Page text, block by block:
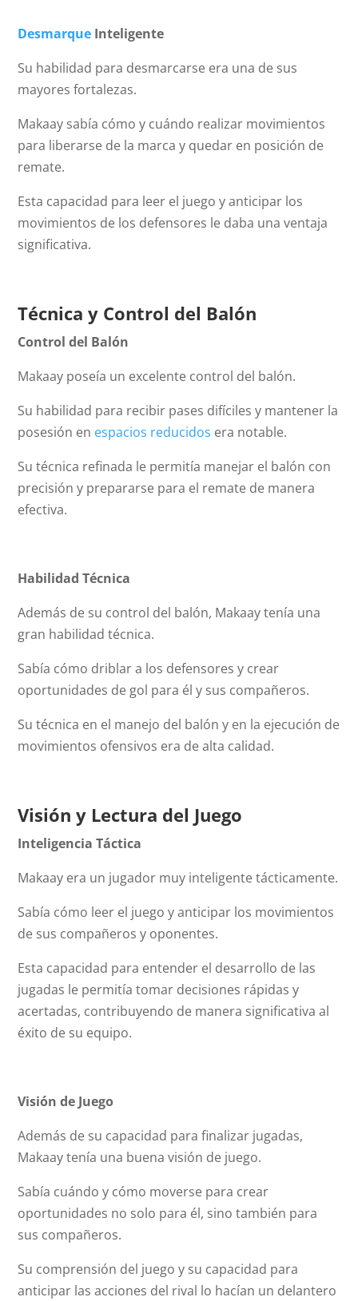
Desmarque Inteligente
Su habilidad para desmarcarse era una de sus
mayores fortalezas.
Makaay sabía cómo y cuándo realizar movimientos
para liberarse de la marca y quedar en posición de
remate.
Esta capacidad para leer el juego y anticipar los
movimientos de los defensores le daba una ventaja
significativa.
Técnica y Control del Balón
Control del Balón
Makaay poseía un excelente control del balón.
Su habilidad para recibir pases difíciles y mantener la
posesión en espacios reducidos era notable.
Su técnica refinada le permitía manejar el balón con
precisión y prepararse para el remate de manera
efectiva.
Habilidad Técnica
Además de su control del balón, Makaay tenía una
gran habilidad técnica.
Sabía cómo driblar a los defensores y crear
oportunidades de gol para él y sus compañeros.
Su técnica en el manejo del balón y en la ejecución de
movimientos ofensivos era de alta calidad.
Visión y Lectura del Juego
Inteligencia Táctica
Makaay era un jugador muy inteligente tácticamente.
Sabía cómo leer el juego y anticipar los movimientos
de sus compañeros y oponentes.
Esta capacidad para entender el desarrollo de las
jugadas le permitía tomar decisiones rápidas y
acertadas, contribuyendo de manera significativa al
éxito de su equipo.
Visión de Juego
Además de su capacidad para finalizar jugadas,
Makaay tenía una buena visión de juego.
Sabía cuándo y cómo moverse para crear
oportunidades no solo para él, sino también para
sus compañeros.
Su comprensión del juego y su capacidad para
anticipar las acciones del rival lo hacían un delantero